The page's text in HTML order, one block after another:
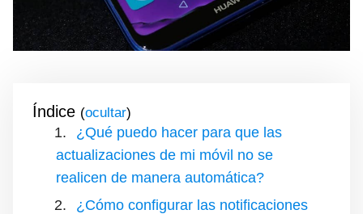
Índice ( )
¿Qué puedo hacer para que las
actualizaciones de mi móvil no se
realicen de manera automática?
¿Cómo configurar las notificaciones